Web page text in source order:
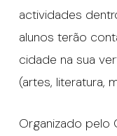
actividades
alunos terão
cidade na sua
(artes, literatura,
Organizado pelo